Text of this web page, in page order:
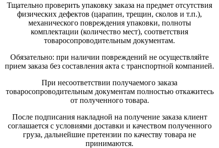
Тщательно проверить упаковку заказа на предмет отсутствия
физических дефектов (царапин, трещин, сколов и т.п.),
механического повреждения упаковки, полноты
комплектации (количество мест), соответствия
товаросопроводительным документам.
Обязательно: при наличии повреждений не осуществляйте
прием заказа без составления акта с транспортной компанией.
При несоответствии получаемого заказа
товаросопроводительным документам полностью откажитесь
от полученного товара.
После подписания накладной на получение заказа клиент
соглашается с условиями доставки и качеством полученного
груза, дальнейшие претензии по качеству товара не
принимаются.